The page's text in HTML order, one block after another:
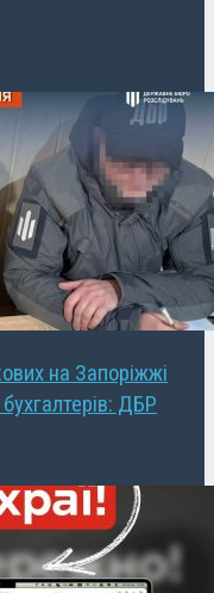
на Запоріжжі
ДБР